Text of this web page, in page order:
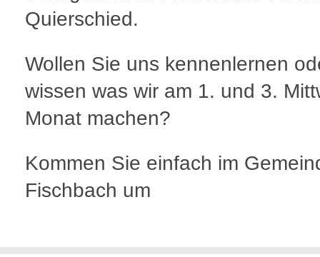
Quierschied.
Wollen Sie uns kennenlernen
wissen was wir am 1. und 3.
Monat machen?
Kommen Sie einfach im
Fischbach um